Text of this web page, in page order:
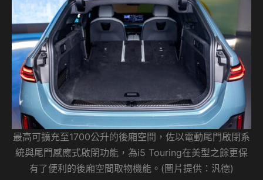
最高可擴充至1700公升的後廂空間，佐以電動尾門啟閉系
統與尾門感應式啟閉功能，為i5 Touring在美型之餘更保
有了便利的後廂空間取物機能。(圖片提供：汎德)